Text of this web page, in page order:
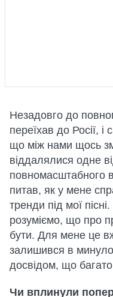
Незадовго до
переїхав до Росії, і
що між нами щось
віддалялися одне
повномасштабного
питав, як у мене
тренди під мої
розуміємо, що про
бути. Для мене це
залишився в
досвідом, що
Чи вплинули